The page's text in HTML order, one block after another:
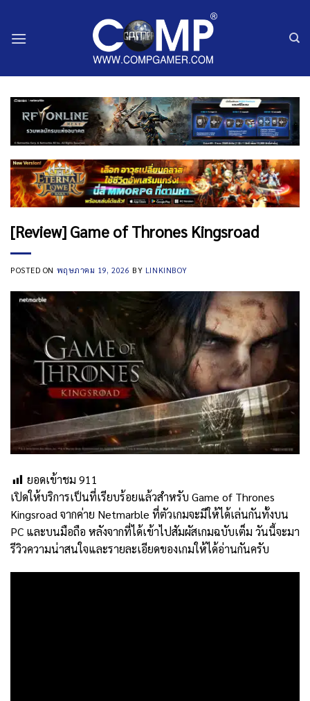
[Review] Game of Thrones Kingsroad
POSTED ON พฤษภาคม 19, 2026 BY LINKINBOY
ยอดเข้าชม 911
เปิดให้บริการเป็นที่เรียบร้อยแล้วสำหรับ Game of Thrones
Kingsroad จากค่าย Netmarble ที่ตัวเกมจะมีให้ได้เล่นกันทั้งบน
PC และบนมือถือ หลังจากที่ได้เข้าไปสัมผัสเกมฉบับเต็ม วันนี้จะมา
รีวิวความน่าสนใจและรายละเอียดของเกมให้ได้อ่านกันครับ